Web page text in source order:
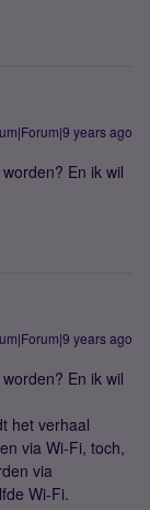
years ago
En ik wil
years ago
En ik wil
het verhaal
via Wi-Fi, toch,
via
Wi-Fi.